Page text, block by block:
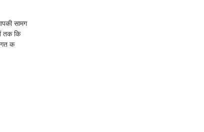
सामग
तक कि
क